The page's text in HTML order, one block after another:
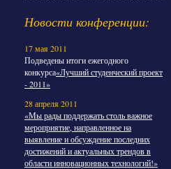
Новости конференции:
17 мая 2011
Подведены итоги ежегодного
конкурса«Лучший студенческий проект
- 2011»
28 апреля 2011
«Мы рады поддержать столь важное
мероприятие, направленное на
выявление и обсуждение последних
достижений и актуальных трендов в
области инновационных технологий!»